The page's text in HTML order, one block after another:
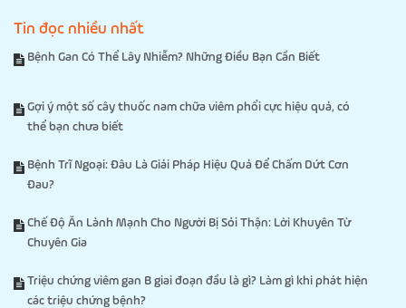
Tin đọc nhiều nhất
Bệnh Gan Có Thể Lây Nhiễm? Những Điều Bạn Cần Biết
Gợi ý một số cây thuốc nam chữa viêm phổi cực hiệu quả, có
thể bạn chưa biết
Bệnh Trĩ Ngoại: Đâu Là Giải Pháp Hiệu Quả Để Chấm Dứt Cơn
Đau?
Chế Độ Ăn Lành Mạnh Cho Người Bị Sỏi Thận: Lời Khuyên Từ
Chuyên Gia
Triệu chứng viêm gan B giai đoạn đầu là gì? Làm gì khi phát hiện
các triệu chứng bệnh?